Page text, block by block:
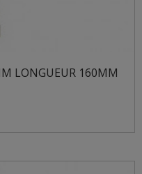
LONGUEUR 160MM